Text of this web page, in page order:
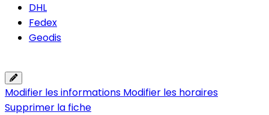
DHL
Fedex
Geodis
Modifier les informations Modifier les horaires
Supprimer la fiche